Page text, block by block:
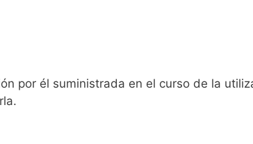
por él suministrada en el curso de la